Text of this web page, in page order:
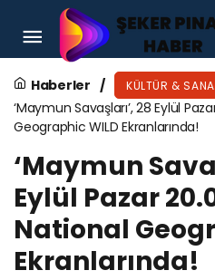
Haberler KÜLTÜR &
‘Maymun Savaşları’, 28 Eylül
Geographic WILD Ekranlarında!
‘Maymun
Eylül Pazar
National
Ekranlarında!
Karabağlar’da Neşet